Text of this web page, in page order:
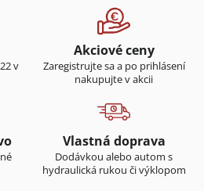
v
Akciové ceny
Zaregistrujte sa a po prihlásení
nakupujte v akcii
Vlastná doprava
Dodávkou alebo autom s
hydraulická rukou či výklopom